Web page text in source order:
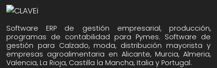
Software ERP de gestión empresarial, producción,
programas de contabilidad para Pymes. Software de
gestión para Calzado, moda, distribución mayorista y
empresas agroalimentaria en Alicante, Murcia, Almeria,
Valencia, La Rioja, Castilla la Mancha, Italia y Portugal.